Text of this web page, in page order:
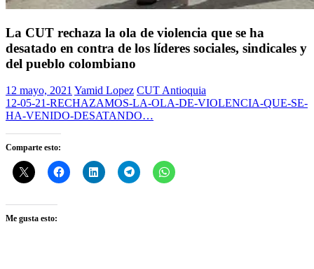
La CUT rechaza la ola de violencia que se ha
desatado en contra de los líderes sociales, sindicales y
del pueblo colombiano
12 mayo, 2021 Yamid Lopez CUT Antioquia
12-05-21-RECHAZAMOS-LA-OLA-DE-VIOLENCIA-QUE-SE-
HA-VENIDO-DESATANDO…
Comparte esto:
Me gusta esto: